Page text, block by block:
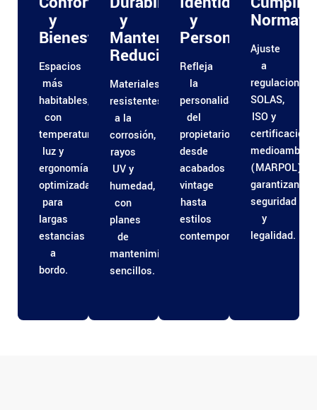
y
Bienestar
Espacios
más
habitables,
con
temperatura,
luz y
ergonomía
optimizadas
para
largas
estancias
a
bordo.
y
Mantenimiento
Reducido
Materiales
resistentes
a la
corrosión,
rayos
UV y
humedad,
con
planes
de
mantenimiento
sencillos.
y
Personalización
Refleja
la
personalidad
del
propietario:
desde
acabados
vintage
hasta
estilos
contemporáneos.
Ajuste
a
regulaciones
SOLAS,
ISO y
(MARPOL),
garantizando
seguridad
y
legalidad.